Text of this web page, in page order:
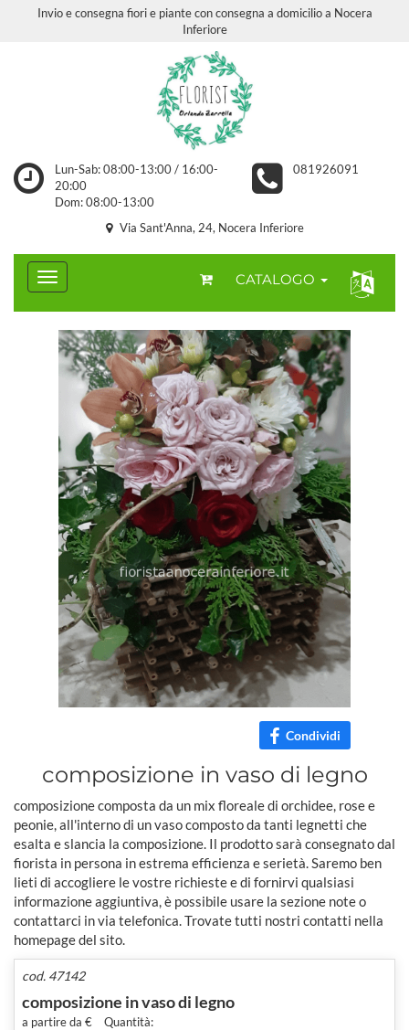
Invio e consegna fiori e piante con consegna a domicilio a Nocera
Inferiore
Lun-Sab: 08:00-13:00 / 16:00-
20:00
Dom: 08:00-13:00
081926091
Via Sant'Anna, 24, Nocera Inferiore
CATALOGO
Condividi
composizione in vaso di legno
composizione composta da un mix floreale di orchidee, rose e
peonie, all'interno di un vaso composto da tanti legnetti che
esalta e slancia la composizione. Il prodotto sarà consegnato dal
fiorista in persona in estrema efficienza e serietà. Saremo ben
lieti di accogliere le vostre richieste e di fornirvi qualsiasi
informazione aggiuntiva, è possibile usare la sezione note o
contattarci in via telefonica. Trovate tutti nostri contatti nella
homepage del sito.
cod. 47142
composizione in vaso di legno
a partire da € Quantità: